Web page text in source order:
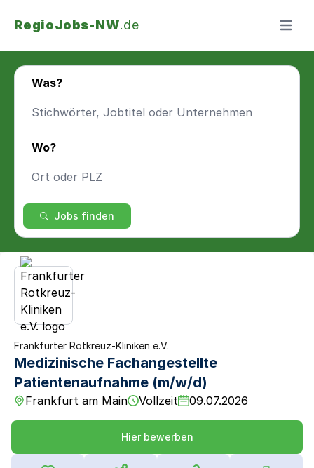
RegioJobs-NW.de Menü
Was?
Wo?
Jobs finden
Frankfurter Rotkreuz-Kliniken e.V.
Medizinische Fachangestellte
Patientenaufnahme (m/w/d)
Frankfurt am Main Vollzeit 09.07.2026
Hier bewerben